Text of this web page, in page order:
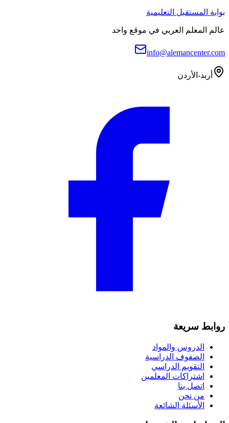
بوابة المستقبل التعليمية
عالم المعلم العربي في موقع واحد
info@alemancenter.com
أربد-الأردن
روابط سريعة
الدروس والمواد
الصفوف الدراسية
التقويم الدراسي
اشتراكات المعلمين
اتصل بنا
من نحن
الأسئلة الشائعة